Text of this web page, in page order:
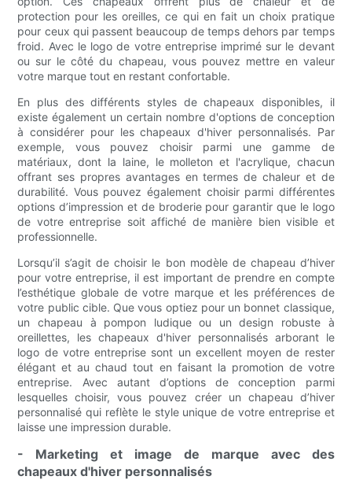
protection pour les oreilles, ce qui en fait un choix pratique
pour ceux qui passent beaucoup de temps dehors par temps
froid. Avec le logo de votre entreprise imprimé sur le devant
ou sur le côté du chapeau, vous pouvez mettre en valeur
votre marque tout en restant confortable.
En plus des différents styles de chapeaux disponibles, il
existe également un certain nombre d'options de conception
à considérer pour les chapeaux d'hiver personnalisés. Par
exemple, vous pouvez choisir parmi une gamme de
matériaux, dont la laine, le molleton et l'acrylique, chacun
offrant ses propres avantages en termes de chaleur et de
durabilité. Vous pouvez également choisir parmi différentes
options d’impression et de broderie pour garantir que le logo
de votre entreprise soit affiché de manière bien visible et
professionnelle.
Lorsqu’il s’agit de choisir le bon modèle de chapeau d’hiver
pour votre entreprise, il est important de prendre en compte
l’esthétique globale de votre marque et les préférences de
votre public cible. Que vous optiez pour un bonnet classique,
un chapeau à pompon ludique ou un design robuste à
oreillettes, les chapeaux d'hiver personnalisés arborant le
logo de votre entreprise sont un excellent moyen de rester
élégant et au chaud tout en faisant la promotion de votre
entreprise. Avec autant d’options de conception parmi
lesquelles choisir, vous pouvez créer un chapeau d’hiver
personnalisé qui reflète le style unique de votre entreprise et
laisse une impression durable.
- Marketing et image de marque avec des
chapeaux d'hiver personnalisés